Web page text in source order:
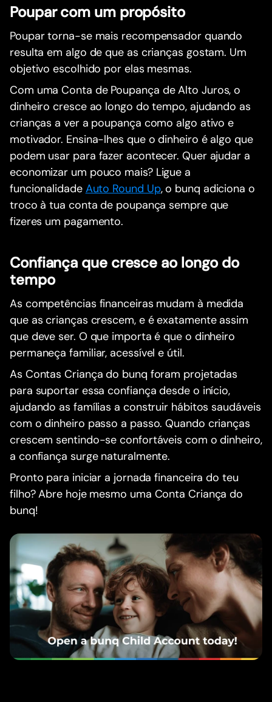
Poupar com um propósito
Poupar torna-se mais recompensador quando
resulta em algo de que as crianças gostam. Um
objetivo escolhido por elas mesmas.
Com uma Conta de Poupança de Alto Juros, o
dinheiro cresce ao longo do tempo, ajudando as
crianças a ver a poupança como algo ativo e
motivador. Ensina-lhes que o dinheiro é algo que
podem usar para fazer acontecer. Quer ajudar a
economizar um pouco mais? Ligue a
funcionalidade Auto Round Up, o bunq adiciona o
troco à tua conta de poupança sempre que
fizeres um pagamento.
Confiança que cresce ao longo do
tempo
As competências financeiras mudam à medida
que as crianças crescem, e é exatamente assim
que deve ser. O que importa é que o dinheiro
permaneça familiar, acessível e útil.
As Contas Criança do bunq foram projetadas
para suportar essa confiança desde o início,
ajudando as famílias a construir hábitos saudáveis
com o dinheiro passo a passo. Quando crianças
crescem sentindo-se confortáveis com o dinheiro,
a confiança surge naturalmente.
Pronto para iniciar a jornada financeira do teu
filho? Abre hoje mesmo uma Conta Criança do
bunq!